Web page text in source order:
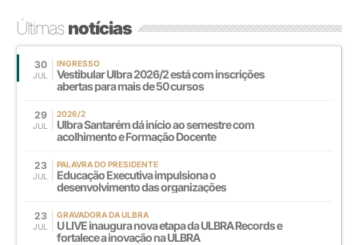
Últimasnotícias
30
JUL
INGRESSO
Vestibular Ulbra 2026/2 está com inscrições
abertas para mais de 50 cursos
29
JUL
2026/2
Ulbra Santarém dá início ao semestre com
acolhimento e Formação Docente
23
JUL
PALAVRA DO PRESIDENTE
Educação Executiva impulsiona o
desenvolvimento das organizações
23
JUL
GRAVADORA DA ULBRA
U LIVE inaugura nova etapa da ULBRA Records e
fortalece a inovação na ULBRA